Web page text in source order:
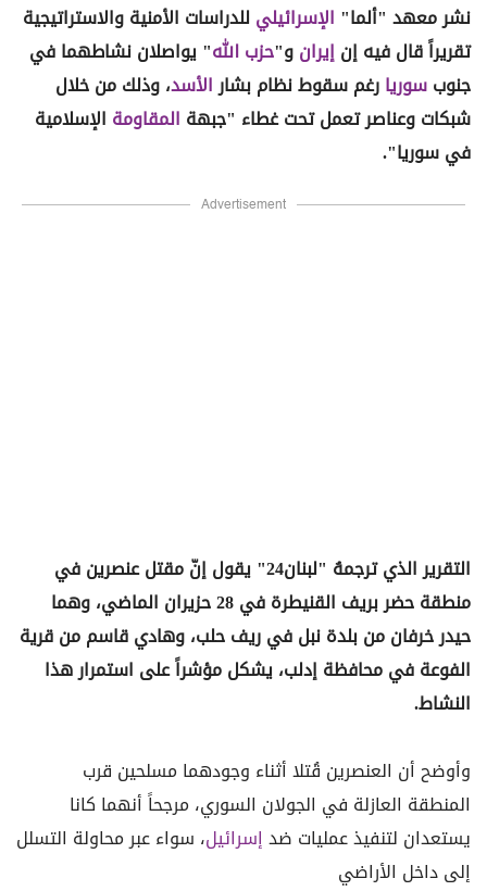
نشر معهد "ألما" الإسرائيليللدراسات الأمنية والاستراتيجية
تقريراً قال فيه إنإيرانو"حزب الله" يواصلان نشاطهما في
جنوبسوريارغم سقوط نظام بشارالأسد، وذلك من خلال
شبكات وعناصر تعمل تحت غطاء "جبهة المقاومة الإسلامية
في سوريا".
Advertisement
التقرير الذي ترجمهُ "لبنان24" يقول إنّ مقتل عنصرين في
منطقة حضر بريف القنيطرة في 28 حزيران الماضي، وهما
حيدر خرفان من بلدة نبل في ريف حلب، وهادي قاسم من قرية
الفوعة في محافظة إدلب، يشكل مؤشراً على استمرار هذا
النشاط.
وأوضح أن العنصرين قُتلا أثناء وجودهما مسلحين قرب
المنطقة العازلة في الجولان السوري، مرجحاً أنهما كانا
يستعدان لتنفيذ عمليات ضدإسرائيل، سواء عبر محاولة التسلل
إلى داخل الأراضي